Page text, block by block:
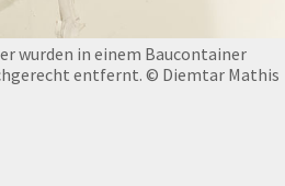
wurden in einem Baucontainer
entfernt. © Diemtar Mathis